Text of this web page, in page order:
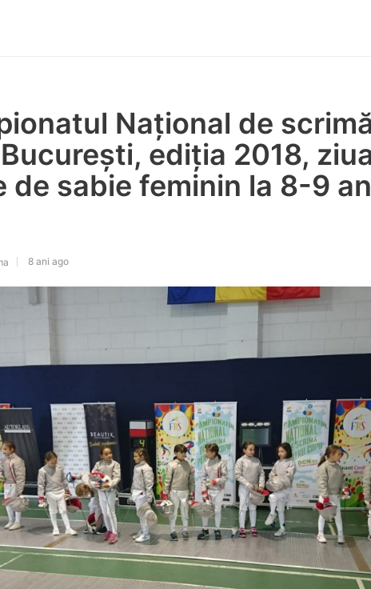
Național de
ediția 2018,
de sabie feminin la 8-9
8 ani ago